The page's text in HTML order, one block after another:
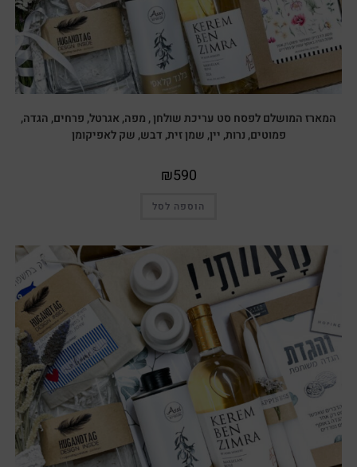
המארז המושלם לפסח סט עריכת שולחן , מפה, אגרטל, פרחים, הגדה,
פמוטים, נרות, יין, שמן זית, דבש, שק לאפיקומן
₪590
הוספה לסל